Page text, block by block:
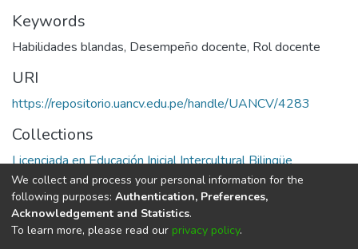
Keywords
Habilidades blandas, Desempeño docente, Rol docente
URI
https://repositorio.uancv.edu.pe/handle/UANCV/4283
Collections
Licenciada en Educación Inicial Intercultural Bilingüe
Full item page
DSpace softwarecopyright © 2002-2026
We collect and process your personal information for the
following purposes: Authentication, Preferences,
Acknowledgement and Statistics.
To learn more, please read our privacy policy.